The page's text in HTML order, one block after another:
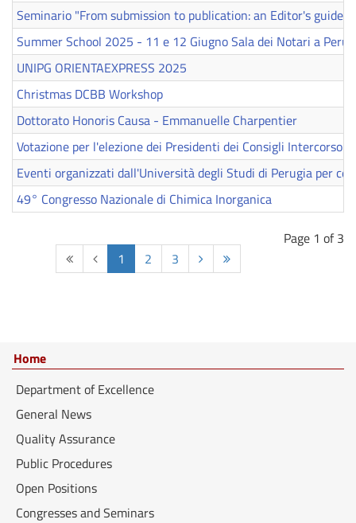
Seminario "From submission to publication: an Editor's guide
Summer School 2025 - 11 e 12 Giugno Sala dei Notari a
UNIPG ORIENTAEXPRESS 2025
Christmas DCBB Workshop
Dottorato Honoris Causa - Emmanuelle Charpentier
Votazione per l'elezione dei Presidenti dei Consigli
Eventi organizzati dall'Università degli Studi di Perugia per
49° Congresso Nazionale di Chimica Inorganica
Page 1 of 3
StartPrev1 2 3
Home
Department of Excellence
General News
Quality Assurance
Public Procedures
Open Positions
Congresses and Seminars